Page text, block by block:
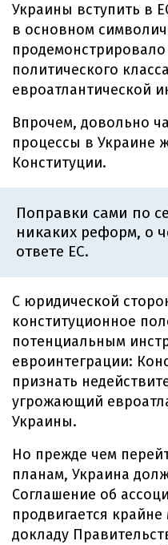
Украины вступить в
в основном
политического
евроатлантической
Впрочем, довольно
процессы в Украине
Конституции.
Поправки сами по
никаких реформ, о
ответе ЕС.
С юридической
конституционное
потенциальным
евроинтеграции:
признать
угрожающий
Украины.
Но прежде чем
планам, Украина
Соглашение об
продвигается
докладу